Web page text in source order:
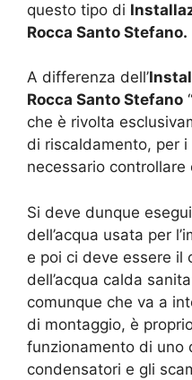
questo tipo di
Rocca Santo Stefano.
A differenza dell’
Rocca Santo Stefano
che è rivolta
di riscaldamento, per
necessario
Si deve dunque
dell’acqua usata per
e poi ci deve essere il
dell’acqua calda
comunque che va a
di montaggio, è
funzionamento di uno
condensatori e gli